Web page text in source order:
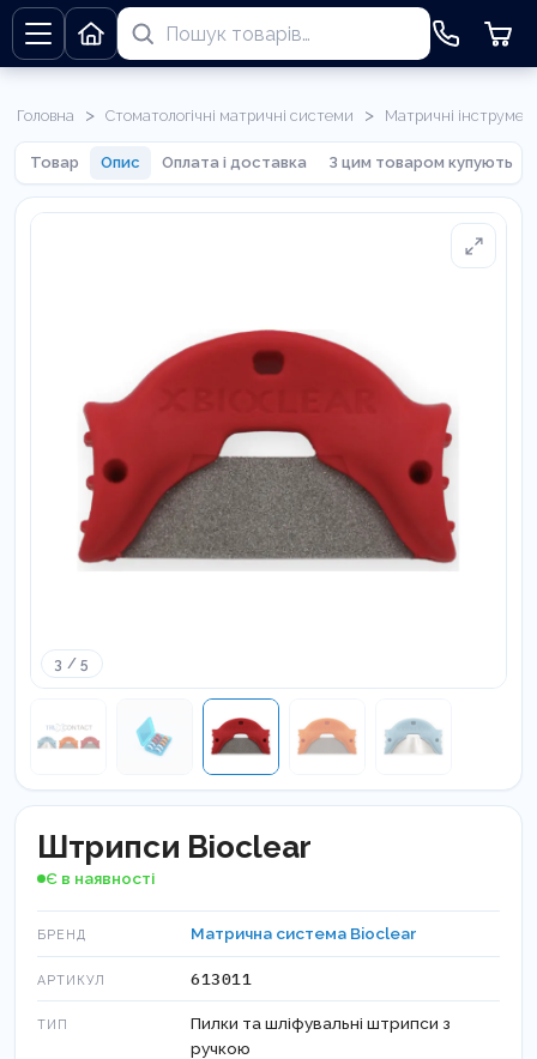
Головна > Стоматологічні матричні системи > Матричні
Товар Опис Оплата і доставка З цим товаром купують
3 / 5
Штрипси Bioclear
Є в наявності
БРЕНД Матрична система Bioclear
АРТИКУЛ 613011
ТИП
Пилки та шліфувальні штрипси з
ручкою